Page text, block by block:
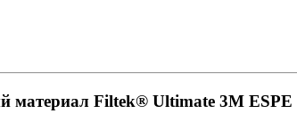
материал Filtek® Ultimate 3M ESPE